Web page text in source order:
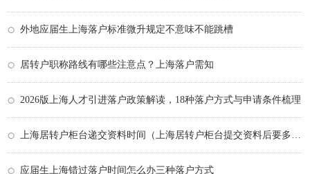
外地应届生上海落户标准微升规定不意味不能跳槽
居转户职称路线有哪些注意点？上海落户需知
2026版上海人才引进落户政策解读，18种落户方式与申请条件梳理
应届生上海错过落户时间怎么办三种落户方式